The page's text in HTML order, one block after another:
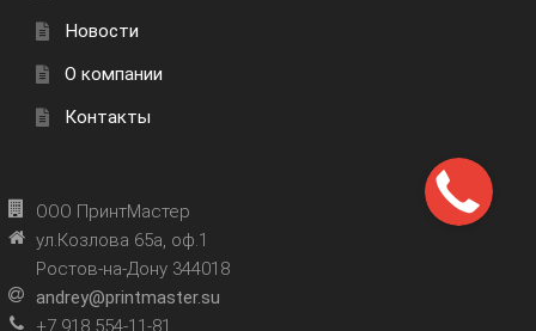
Новости
О компании
Контакты
ООО ПринтМастер
ул.Козлова 65а, оф.1
Ростов-на-Дону 344018
andrey@printmaster.su
+7 918 554-11-81